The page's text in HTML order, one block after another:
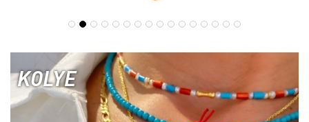
KOLYE